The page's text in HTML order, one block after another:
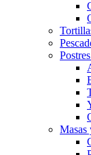
Masas